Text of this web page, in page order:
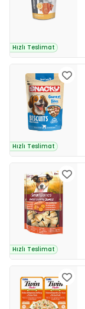
Hızlı Teslimat
Hızlı Teslimat
Hızlı Teslimat